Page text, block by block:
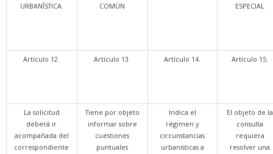
URBANÍSTICA.
COMÚN
ESPECIAL
Artículo 12. Artículo 13. Artículo 14. Artículo 15.
La solicitud
deberá ir
acompañada del
correspondiente
Tiene por objeto
informar sobre
cuestiones
puntuales
Indica el
régimen y
circunstancias
urbanísticas a
El objeto de la
consulta
requiera
resolver una